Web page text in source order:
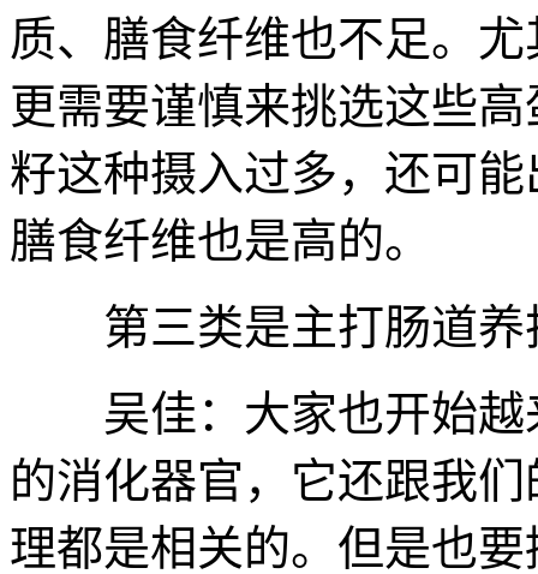
质、膳食纤维也不足。
更需要谨慎来挑选这些
籽这种摄入过多，还可
膳食纤维也是高的。
第三类是主打肠道养
吴佳：大家也开始越
的消化器官，它还跟我
理都是相关的。但是也